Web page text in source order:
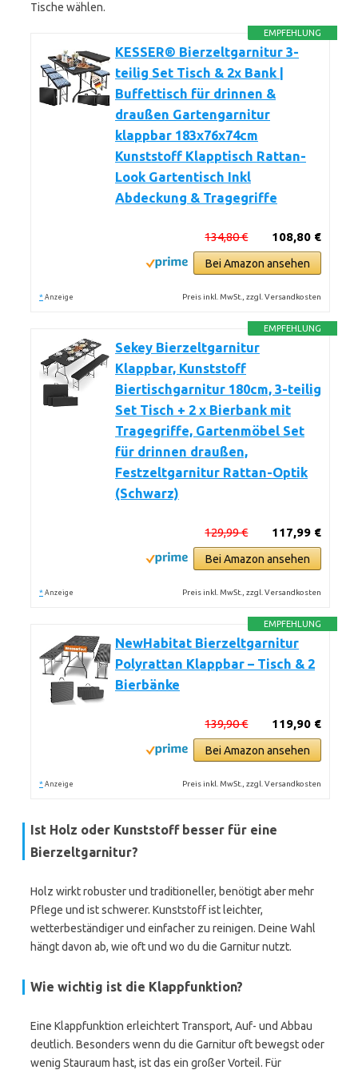
Tische wählen.
EMPFEHLUNG
KESSER® Bierzeltgarnitur 3-
teilig Set Tisch & 2x Bank |
Buffettisch für drinnen &
draußen Gartengarnitur
klappbar 183x76x74cm
Kunststoff Klapptisch Rattan-
Look Gartentisch Inkl
Abdeckung & Tragegriffe
108,80 €
134,80 €
Bei Amazon ansehen
* Anzeige Preis inkl. MwSt., zzgl. Versandkosten
EMPFEHLUNG
Sekey Bierzeltgarnitur
Klappbar, Kunststoff
Biertischgarnitur 180cm, 3-teilig
Set Tisch + 2 x Bierbank mit
Tragegriffe, Gartenmöbel Set
für drinnen draußen,
Festzeltgarnitur Rattan-Optik
(Schwarz)
117,99 €
129,99 €
Bei Amazon ansehen
* Anzeige Preis inkl. MwSt., zzgl. Versandkosten
EMPFEHLUNG
NewHabitat Bierzeltgarnitur
Polyrattan Klappbar – Tisch & 2
Bierbänke
119,90 €
139,90 €
Bei Amazon ansehen
* Anzeige Preis inkl. MwSt., zzgl. Versandkosten
Ist Holz oder Kunststoff besser für eine
Bierzeltgarnitur?
Holz wirkt robuster und traditioneller, benötigt aber mehr
Pflege und ist schwerer. Kunststoff ist leichter,
wetterbeständiger und einfacher zu reinigen. Deine Wahl
hängt davon ab, wie oft und wo du die Garnitur nutzt.
Wie wichtig ist die Klappfunktion?
Eine Klappfunktion erleichtert Transport, Auf- und Abbau
deutlich. Besonders wenn du die Garnitur oft bewegst oder
wenig Stauraum hast, ist das ein großer Vorteil. Für